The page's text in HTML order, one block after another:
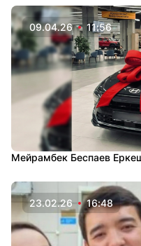
09.04.26 11:56
Мейрамбек Беспаев
23.02.26 16:48